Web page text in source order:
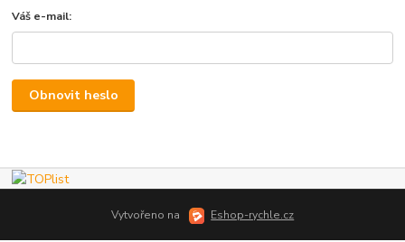
Váš e-mail:
Obnovit heslo
Vytvořeno na Eshop-rychle.cz